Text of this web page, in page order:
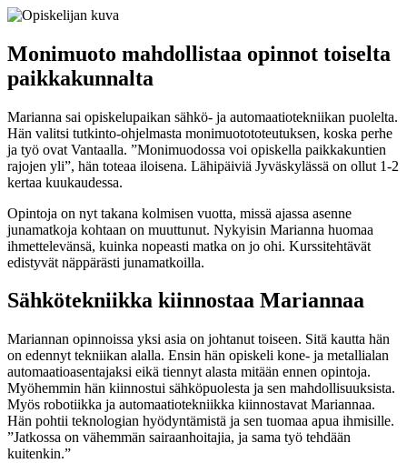
Monimuoto mahdollistaa opinnot toiselta
paikkakunnalta
Marianna sai opiskelupaikan sähkö- ja automaatiotekniikan puolelta.
Hän valitsi tutkinto-ohjelmasta monimuotototeutuksen, koska perhe
ja työ ovat Vantaalla. ”Monimuodossa voi opiskella paikkakuntien
rajojen yli”, hän toteaa iloisena. Lähipäiviä Jyväskylässä on ollut 1-2
kertaa kuukaudessa.
Opintoja on nyt takana kolmisen vuotta, missä ajassa asenne
junamatkoja kohtaan on muuttunut. Nykyisin Marianna huomaa
ihmettelevänsä, kuinka nopeasti matka on jo ohi. Kurssitehtävät
edistyvät näppärästi junamatkoilla.
Sähkötekniikka kiinnostaa Mariannaa
Mariannan opinnoissa yksi asia on johtanut toiseen. Sitä kautta hän
on edennyt tekniikan alalla. Ensin hän opiskeli kone- ja metallialan
automaatioasentajaksi eikä tiennyt alasta mitään ennen opintoja.
Myöhemmin hän kiinnostui sähköpuolesta ja sen mahdollisuuksista.
Myös robotiikka ja automaatiotekniikka kiinnostavat Mariannaa.
Hän pohtii teknologian hyödyntämistä ja sen tuomaa apua ihmisille.
”Jatkossa on vähemmän sairaanhoitajia, ja sama työ tehdään
kuitenkin.”